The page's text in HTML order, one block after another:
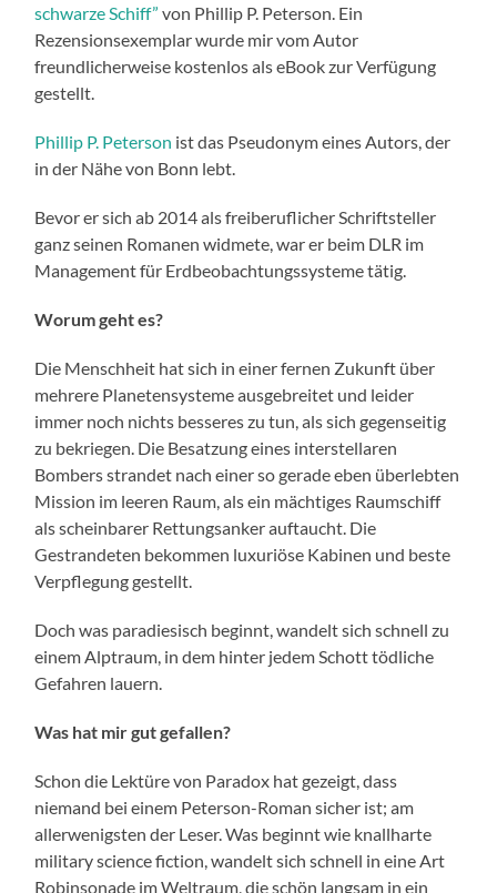
schwarze Schiff” von Phillip P. Peterson. Ein
Rezensionsexemplar wurde mir vom Autor
freundlicherweise kostenlos als eBook zur Verfügung
gestellt.
Phillip P. Peterson ist das Pseudonym eines Autors, der
in der Nähe von Bonn lebt.
Bevor er sich ab 2014 als freiberuflicher Schriftsteller
ganz seinen Romanen widmete, war er beim DLR im
Management für Erdbeobachtungssysteme tätig.
Worum geht es?
Die Menschheit hat sich in einer fernen Zukunft über
mehrere Planetensysteme ausgebreitet und leider
immer noch nichts besseres zu tun, als sich gegenseitig
zu bekriegen. Die Besatzung eines interstellaren
Bombers strandet nach einer so gerade eben überlebten
Mission im leeren Raum, als ein mächtiges Raumschiff
als scheinbarer Rettungsanker auftaucht. Die
Gestrandeten bekommen luxuriöse Kabinen und beste
Verpflegung gestellt.
Doch was paradiesisch beginnt, wandelt sich schnell zu
einem Alptraum, in dem hinter jedem Schott tödliche
Gefahren lauern.
Was hat mir gut gefallen?
Schon die Lektüre von Paradox hat gezeigt, dass
niemand bei einem Peterson-Roman sicher ist; am
allerwenigsten der Leser. Was beginnt wie knallharte
military science fiction, wandelt sich schnell in eine Art
Robinsonade im Weltraum, die schön langsam in ein